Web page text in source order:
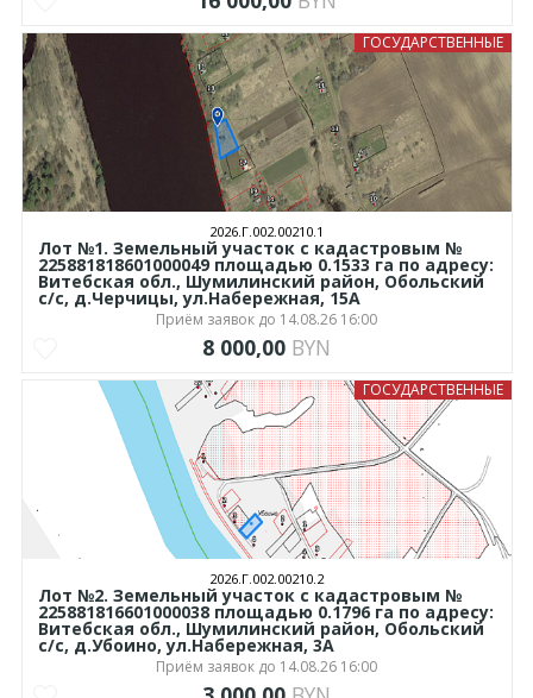
ГОСУДАРСТВЕННЫЕ
2026.Г.002.00210.1
Лот №1. Земельный участок с кадастровым №
225881818601000049 площадью 0.1533 га по адресу:
Витебская обл., Шумилинский район, Обольский
с/с, д.Черчицы, ул.Набережная, 15А
Приём заявок до 14.08.26 16:00
8 000,00 BYN
ГОСУДАРСТВЕННЫЕ
2026.Г.002.00210.2
Лот №2. Земельный участок с кадастровым №
225881816601000038 площадью 0.1796 га по адресу:
Витебская обл., Шумилинский район, Обольский
с/с, д.Убоино, ул.Набережная, 3А
Приём заявок до 14.08.26 16:00